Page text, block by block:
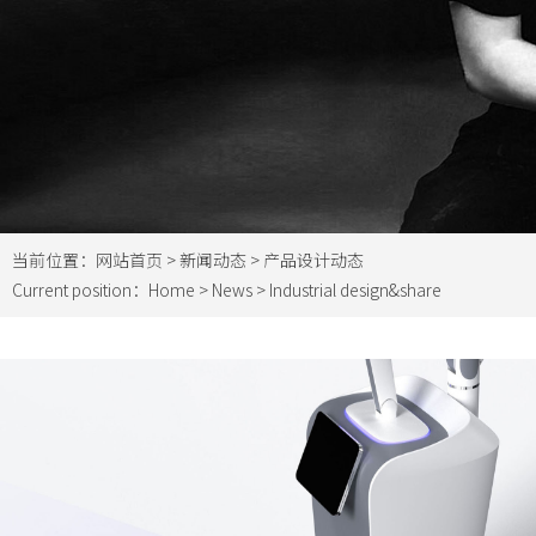
当前位置： 网站首页 >新闻动态 > 产品设计动态
Current position： Home > News > Industrial design&share